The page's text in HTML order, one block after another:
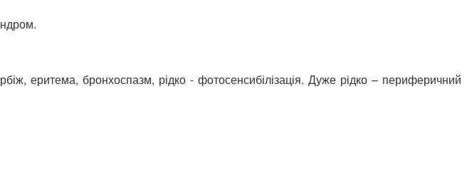
еритема, бронхоспазм, рідко - фотосенсибілізація. Дуже рідко – периферичний